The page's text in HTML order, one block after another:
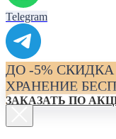
Telegram
ДО -5%
ХРАНЕНИЕ
ЗАКАЗАТЬ ПО